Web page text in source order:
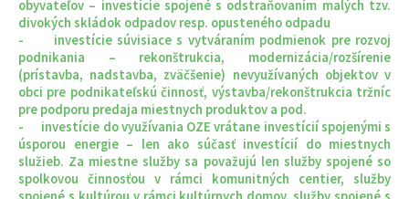
obyvateľov – investície spojené s odstraňovaním malých tzv.
divokých skládok odpadov resp. opusteného odpadu
- investície súvisiace s vytváraním podmienok pre rozvoj
podnikania – rekonštrukcia, modernizácia/rozšírenie
(prístavba, nadstavba, zväčšenie) nevyužívaných objektov v
obci pre podnikateľskú činnosť, výstavba/rekonštrukcia tržníc
pre podporu predaja miestnych produktov a pod.
- investície do využívania OZE vrátane investícií spojenými s
úsporou energie – len ako súčasť investícií do miestnych
služieb. Za miestne služby sa považujú len služby spojené so
spolkovou činnosťou v rámci komunitných centier, služby